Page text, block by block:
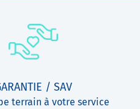
/ SAV
terrain à votre service